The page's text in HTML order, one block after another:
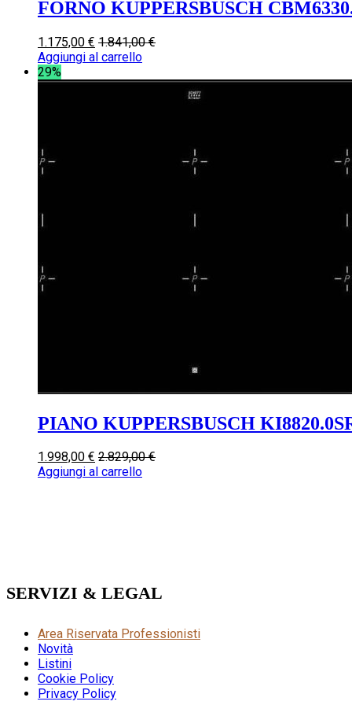
FORNO KUPPERSBUSCH
1.175,00 € 1.841,00€
Aggiungi al carrello
29%
PIANO KUPPERSBUSCH
1.998,00 € 2.829,00€
Aggiungi al carrello
SERVIZI & LEGAL
Area Riservata Professionisti
Novità
Listini
Cookie Policy
Privacy Policy